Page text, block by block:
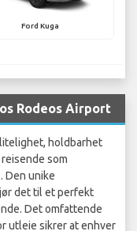
Ford Kuga
Rodeos Airport
holdbarhet
som
Den unike
det til et perfekt
Det omfattende
utleie sikrer at enhver